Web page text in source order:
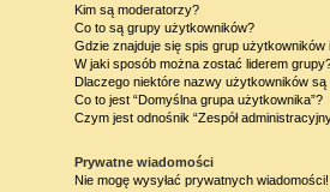
Kim są moderatorzy?
Co to są grupy użytkowników?
Gdzie znajduje się spis grup użytkowników
W jaki sposób można zostać liderem
Dlaczego niektóre nazwy użytkowników
Co to jest “Domyślna grupa użytkownika”?
Czym jest odnośnik “Zespół
Prywatne wiadomości
Nie mogę wysyłać prywatnych wiadomości!